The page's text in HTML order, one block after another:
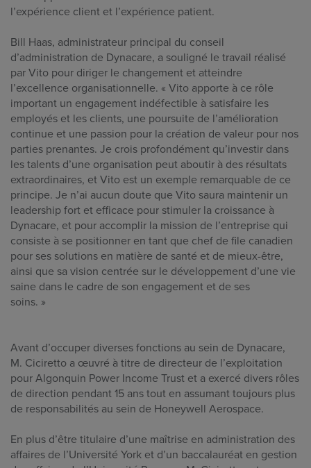
l’expérience client et l’expérience patient.
Bill Haas, administrateur principal du conseil
d’administration de Dynacare, a souligné le travail réalisé
par Vito pour diriger le changement et atteindre
l’excellence organisationnelle. « Vito apporte à ce rôle
important un engagement indéfectible à satisfaire les
employés et les clients, une poursuite de l’amélioration
continue et une passion pour la création de valeur pour nos
parties prenantes. Je crois profondément qu’investir dans
les talents d’une organisation peut aboutir à des résultats
extraordinaires, et Vito est un exemple remarquable de ce
principe. Je n’ai aucun doute que Vito saura maintenir un
leadership fort et efficace pour stimuler la croissance à
Dynacare, et pour accomplir la mission de l’entreprise qui
consiste à se positionner en tant que chef de file canadien
pour ses solutions en matière de santé et de mieux-être,
ainsi que sa vision centrée sur le développement d’une vie
saine dans le cadre de son engagement et de ses
soins. »
Avant d’occuper diverses fonctions au sein de Dynacare,
M. Ciciretto a œuvré à titre de directeur de l’exploitation
pour Algonquin Power Income Trust et a exercé divers rôles
de direction pendant 15 ans tout en assumant toujours plus
de responsabilités au sein de Honeywell Aerospace.
En plus d’être titulaire d’une maîtrise en administration des
affaires de l’Université York et d’un baccalauréat en gestion